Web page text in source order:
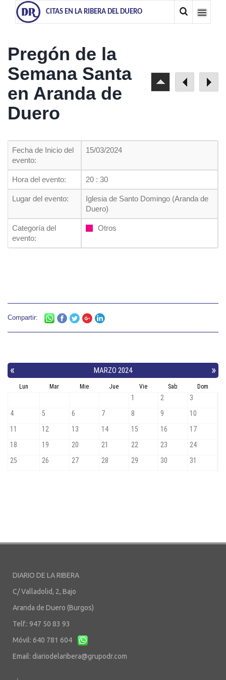
CITAS EN LA RIBERA DEL DUERO
Pregón de la
Semana Santa
en Aranda de
Duero
Fecha de Inicio del
evento:
15/03/2024
Hora del evento: 20 : 30
Lugar del evento:
Iglesia de Santo Domingo (Aranda de
Duero)
Categoría del
evento:
Otros
Compartir:
DIARIO DE LA RIBERA
C/ Valladolid, 2, Bajo
Aranda de Duero (Burgos)
Telf.: 947 50 83 93
Móvil: 640 781 604
Email: diariodelaribera@grupodr.com